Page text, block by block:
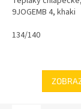
9JOGEMB 4, khaki
134/140